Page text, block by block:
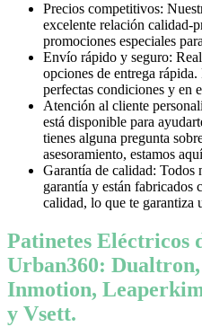
Precios competitivos:
excelente relación calidad-
promociones especiales
Envío rápido y seguro:
opciones de entrega
perfectas condiciones y en
Atención al cliente
está disponible para
tienes alguna pregunta
asesoramiento, estamos
Garantía de calidad: Todos
garantía y están fabricados
calidad, lo que te garantiza
Patinetes Eléctricos
Urban360:
Inmotion,
y Vsett.